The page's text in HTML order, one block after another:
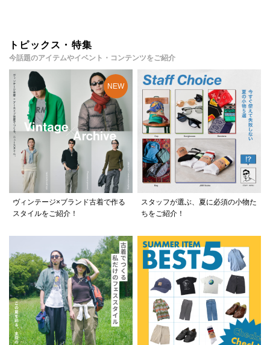
トピックス・特集
今話題のアイテムやイベント・コンテンツをご紹介
ヴィンテージ×ブランド古着で作る
スタイルをご紹介！
スタッフが選ぶ、夏に必須の小物た
ちをご紹介！